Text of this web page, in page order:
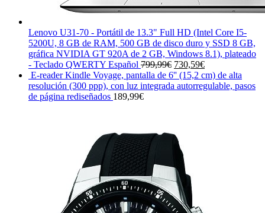
Lenovo U31-70 - Portátil de 13.3" Full HD (Intel Core I5-
5200U, 8 GB de RAM, 500 GB de disco duro y SSD 8 GB,
gráfica NVIDIA GT 920A de 2 GB, Windows 8.1), plateado
- Teclado QWERTY Español 799,99€ El
precio
original
730,59€El
precio
actual
E-reader Kindle Voyage, pantalla de 6'' (15,2 cm) de alta
resolución (300 ppp), con luz integrada autorregulable, pasos
de página rediseñados 189,99€